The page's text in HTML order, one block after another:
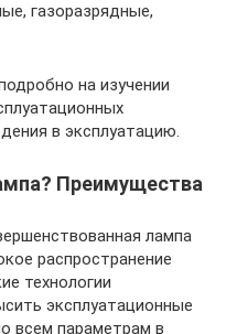
газоразрядные,
на изучении
в эксплуатацию.
Преимущества
лампа
распространение
технологии
эксплуатационные
всем параметрам в